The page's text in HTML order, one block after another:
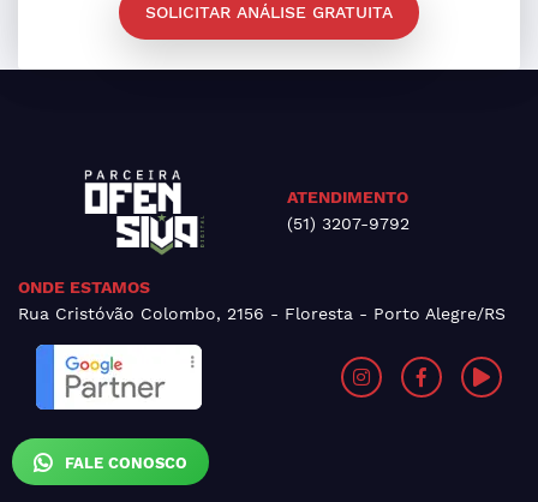
FALE CONOSCO
SOLICITAR ANÁLISE GRATUITA
ATENDIMENTO
(51) 3207-9792
ONDE ESTAMOS
Rua Cristóvão Colombo, 2156 - Floresta - Porto Alegre/RS